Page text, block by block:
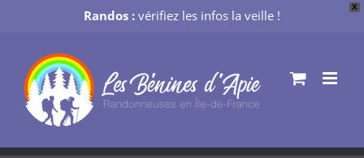
X
Randos : vérifiez les infos la veille !
contenu